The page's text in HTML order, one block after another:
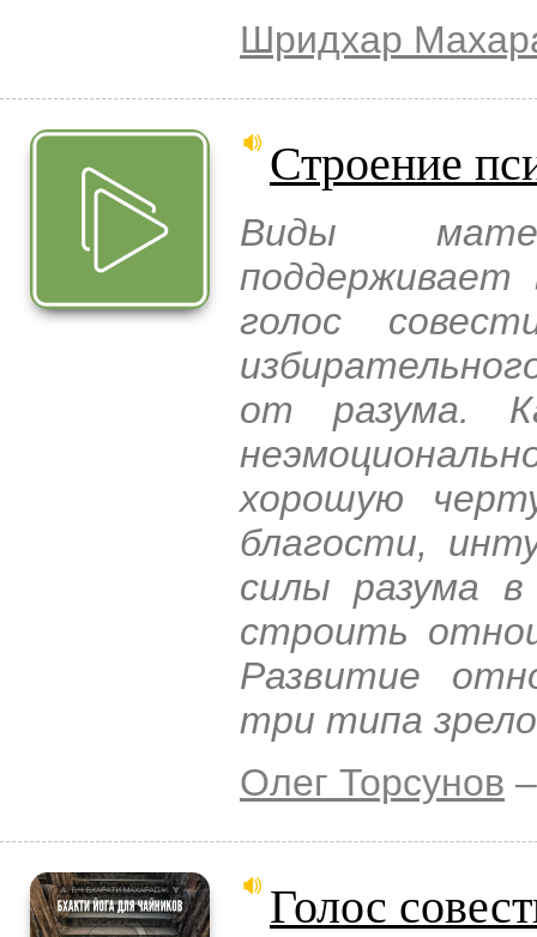
Шридхар
Строение
Виды
поддерживает
голос
от разума.
хорошую
благости,
силы разума
строить
Развитие
три типа
Олег Торсунов
Голос